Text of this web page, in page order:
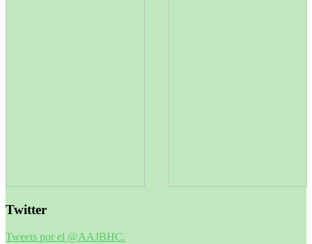
Twitter
Tweets por el @AAJBHC.